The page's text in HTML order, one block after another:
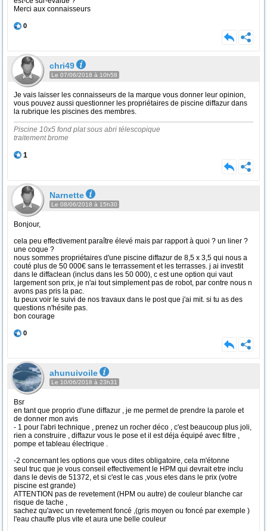
Merci aux connaisseurs
0
chri49
Le 07/06/2018 à 10h58
Je vais laisser les connaisseurs de la marque vous donner leur opinion,
vous pouvez aussi questionner les propriétaires de piscine diffazur dans
la rubrique les piscines des membres.
Piscine 10x5 fond plat sous abri télescopique
traitement brome
1
Narnette
Le 08/06/2018 à 15h30
Bonjour,
cela peu effectivement paraître élevé mais par rapport à quoi ? un liner ?
une coque ?
nous sommes propriétaires d'une piscine diffazur de 8,5 x 3,5 qui nous a
couté plus de 50 000€ sans le terrassement et les terrasses. j ai investit
dans le diffaclean (inclus dans les 50 000), c est une option qui vaut
largement son prix, je n'ai tout simplement pas de robot, par contre nous n
avons pas pris la pac.
tu peux voir le suivi de nos travaux dans le post que j'ai mit. si tu as des
questions n'hésite pas.
bon courage
0
ahunuivoile
Le 10/06/2018 à 23h31
Bsr
en tant que proprio d'une diffazur , je me permet de prendre la parole et
de donner mon avis
- 1 pour l'abri technique , prenez un rocher déco , c'est beaucoup plus joli,
rien a construire , diffazur vous le pose et il est déja équipé avec filtre ,
pompe et tableau électrique .
-2 concernant les options que vous dites obligatoire, cela m'étonne
seul truc que je vous conseil effectivement le HPM qui devrait etre inclu
dans le devis de 51372, et si c'est le cas ,vous etes dans le prix (votre
piscine est grande)
ATTENTION pas de revetement (HPM ou autre) de couleur blanche car
risque de tache ,
sachez qu'avec un revetement foncé ,(gris moyen ou foncé par exemple )
l'eau chauffe plus vite et aura une belle couleur